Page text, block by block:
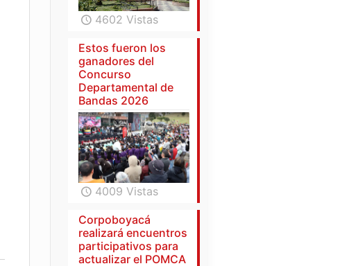
4602 Vistas
Estos fueron los
ganadores del
Concurso
Departamental de
Bandas 2026
4009 Vistas
Corpoboyacá
realizará encuentros
participativos para
actualizar el POMCA